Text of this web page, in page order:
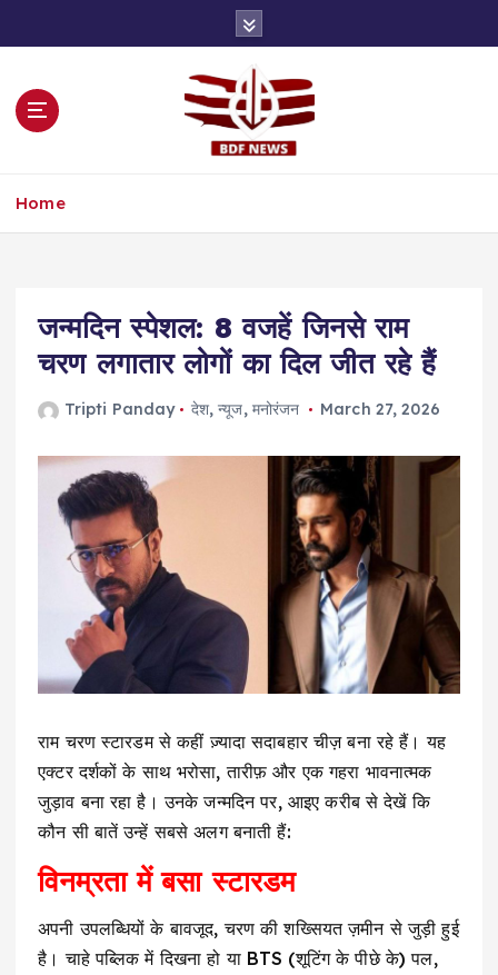
Home
जन्मदिन स्पेशल: 8 वजहें जिनसे राम
चरण लगातार लोगों का दिल जीत रहे हैं
Tripti Panday देश,न्यूज, मनोरंजन March 27, 2026
राम चरण स्टारडम से कहीं ज़्यादा सदाबहार चीज़ बना रहे हैं। यह
एक्टर दर्शकों के साथ भरोसा, तारीफ़ और एक गहरा भावनात्मक
जुड़ाव बना रहा है। उनके जन्मदिन पर, आइए करीब से देखें कि
कौन सी बातें उन्हें सबसे अलग बनाती हैं:
विनम्रता में बसा स्टारडम
अपनी उपलब्धियों के बावजूद, चरण की शख्सियत ज़मीन से जुड़ी हुई
है। चाहे पब्लिक में दिखना हो या BTS (शूटिंग के पीछे के) पल,